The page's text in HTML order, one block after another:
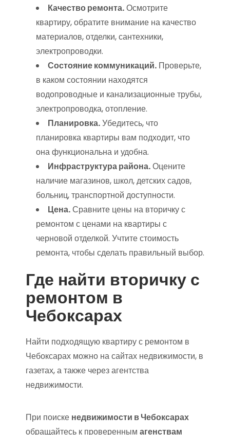
Качество ремонта.Осмотрите
квартиру, обратите внимание на качество
материалов, отделки, сантехники,
электропроводки.
Состояние коммуникаций. Проверьте,
в каком состоянии находятся
водопроводные и канализационные трубы,
электропроводка, отопление.
Планировка.Убедитесь, что
планировка квартиры вам подходит, что
она функциональна и удобна.
Инфраструктура района.Оцените
наличие магазинов, школ, детских садов,
больниц, транспортной доступности.
Цена.Сравните цены на вторичку с
ремонтом с ценами на квартиры с
черновой отделкой. Учтите стоимость
ремонта, чтобы сделать правильный выбор.
Где найти вторичку с
ремонтом в
Чебоксарах
Найти подходящую квартиру с ремонтом в
Чебоксарах можно на сайтах недвижимости, в
газетах, а также через агентства
недвижимости.
При поиске недвижимости в Чебоксарах
обращайтесь к проверенным агенствам